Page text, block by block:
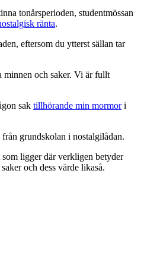
tonårsperioden, studentmössan
ränta.
eftersom du ytterst sällan tar
minnen och saker. Vi är fullt
sak tillhörande min mormori
grundskolan i nostalgilådan.
ligger där verkligen betyder
och dess värde likaså.